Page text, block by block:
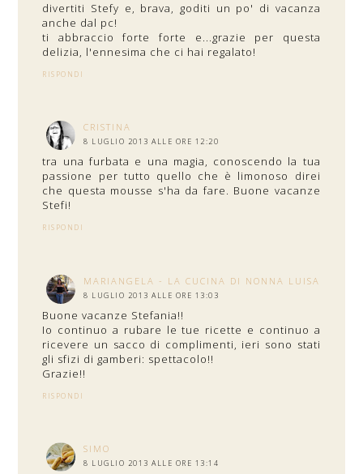
divertiti Stefy e, brava, goditi un po' di vacanza
anche dal pc!
ti abbraccio forte forte e...grazie per questa
delizia, l'ennesima che ci hai regalato!
RISPONDI
CRISTINA
8 LUGLIO 2013 ALLE ORE 12:20
tra una furbata e una magia, conoscendo la tua
passione per tutto quello che è limonoso direi
che questa mousse s'ha da fare. Buone vacanze
Stefi!
RISPONDI
MARIANGELA - LA CUCINA DI NONNA LUISA
8 LUGLIO 2013 ALLE ORE 13:03
Buone vacanze Stefania!!
Io continuo a rubare le tue ricette e continuo a
ricevere un sacco di complimenti, ieri sono stati
gli sfizi di gamberi: spettacolo!!
Grazie!!
RISPONDI
SIMO
8 LUGLIO 2013 ALLE ORE 13:14